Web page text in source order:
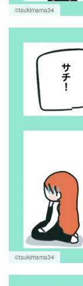
©tsukimama34
©tsukimama34